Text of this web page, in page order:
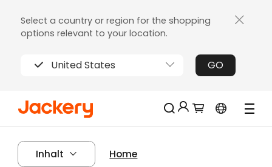
Select a country or region for the shopping
options relevant to your location.
United States GO
Jackery-Mitgliedschaft für mehrere
Vorteile
Inhalt Home